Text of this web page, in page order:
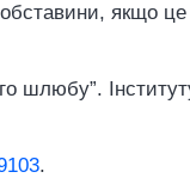
якщо
шлюбу”.
.